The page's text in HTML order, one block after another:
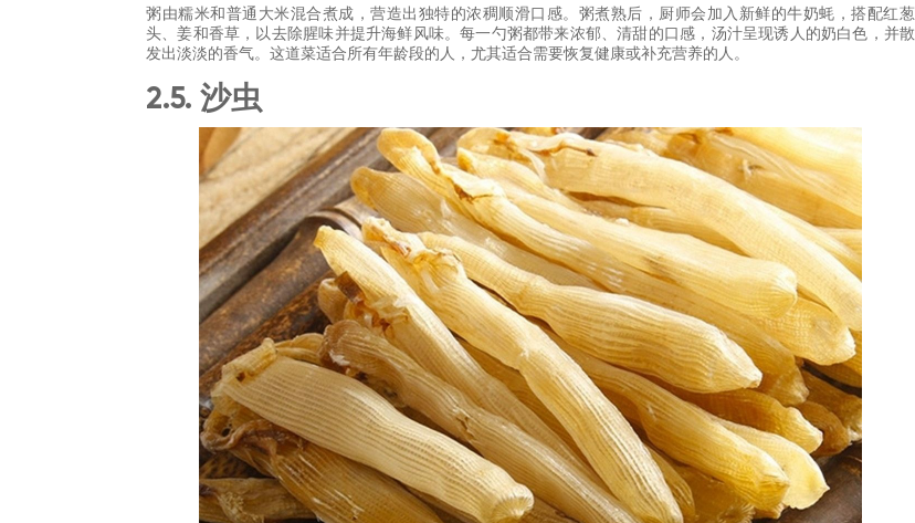
粥由糯米和普通大米混合煮成，营造出独特的浓稠顺滑口感。粥煮熟后，厨师会加入新鲜的牛奶蚝，搭配红葱
头、姜和香草，以去除腥味并提升海鲜风味。每一勺粥都带来浓郁、清甜的口感，汤汁呈现诱人的奶白色，并散
发出淡淡的香气。这道菜适合所有年龄段的人，尤其适合需要恢复健康或补充营养的人。
2.5. 沙虫